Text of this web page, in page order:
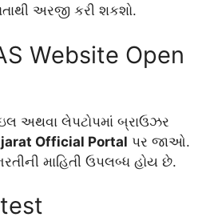
અરજી કરી શકશો.
Website Open
અથવા લેપટોપમાં બ્રાઉઝર
Official Portal પર જાઓ.
માહિતી ઉપલબ્ધ હોય છે.